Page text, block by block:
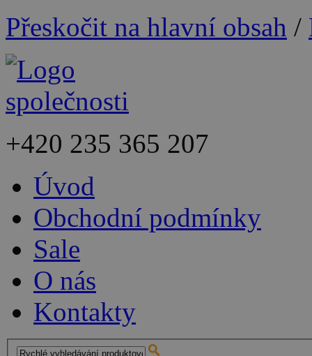
Přeskočit na hlavní obsah /
+420 235 365 207
Úvod
Obchodní podmínky
Sale
O nás
Kontakty